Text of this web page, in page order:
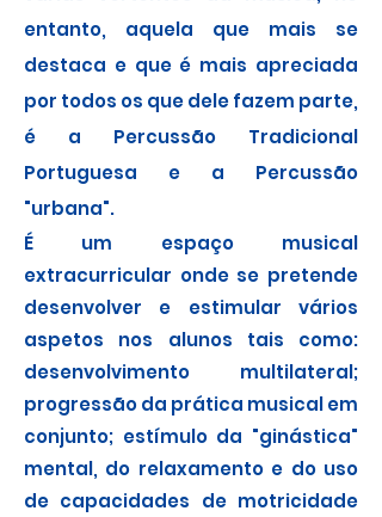
entanto, aquela que mais se
destaca e que é mais apreciada
por todos os que dele fazem parte,
é a Percussão Tradicional
Portuguesa e a Percussão
"urbana".
É um espaço musical
extracurricular onde se pretende
desenvolver e estimular vários
aspetos nos alunos tais como:
desenvolvimento multilateral;
progressão da prática musical em
conjunto; estímulo da "ginástica"
mental, do relaxamento e do uso
de capacidades de motricidade